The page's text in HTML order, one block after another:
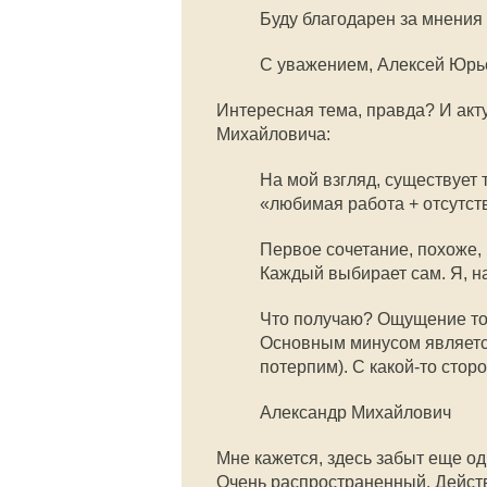
Буду благодарен за
С уважением, Алексей
Интересная тема, правда? И
Михайловича:
На мой взгляд,
«любимая работа +
Первое сочетание, похоже,
Каждый выбирает сам. Я,
Что получаю? Ощущение
Основным минусом
потерпим). С какой-то
Александр Михайлович
Мне кажется, здесь забыт еще
Очень распространенный.